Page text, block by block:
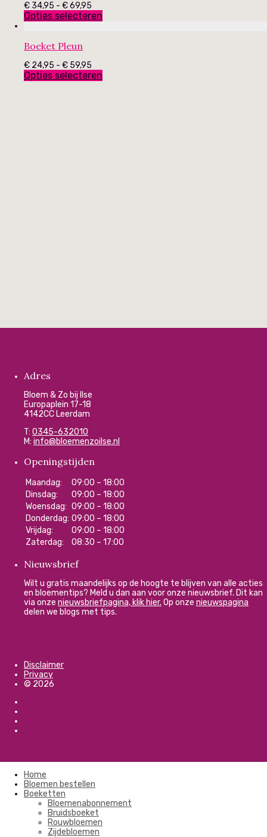
€ 34,95 - €69,95
€ 34,95
tot
Opties selecteren
Boeket Pleun
€ 24,95 - € 59,95
€ 24,95
tot
Opties selecteren
Adres
Bloem & Zo bij Ilse
Europaplein 17-18
4142CC Leerdam
T: 0345-632010
M: info@bloemenzoilse.nl
Openingstijden
Maandag:
09:00 – 18:00
Dinsdag:
09:00 – 18:00
Woensdag: 09:00 – 18:00
Donderdag: 09:00 – 18:00
Vrijdag:
09:00 – 18:00
Zaterdag:
08:30 – 17:00
Nieuwsbrief
Wilt u gratis maandelijks op de hoogte te blijven van alle acties
en bloementips? Meld u dan aan voor onze nieuwsbrief. Dit kan
via onze nieuwsbriefpagina, klik hier. Op onze nieuwspagina
delen we blogs met tips.
Disclaimer
Privacy
© 2026
Home
Bloemen bestellen
Boeketten
Bloemenabonnement
Bruidsboeket
Rouwbloemen
Zijdebloemen